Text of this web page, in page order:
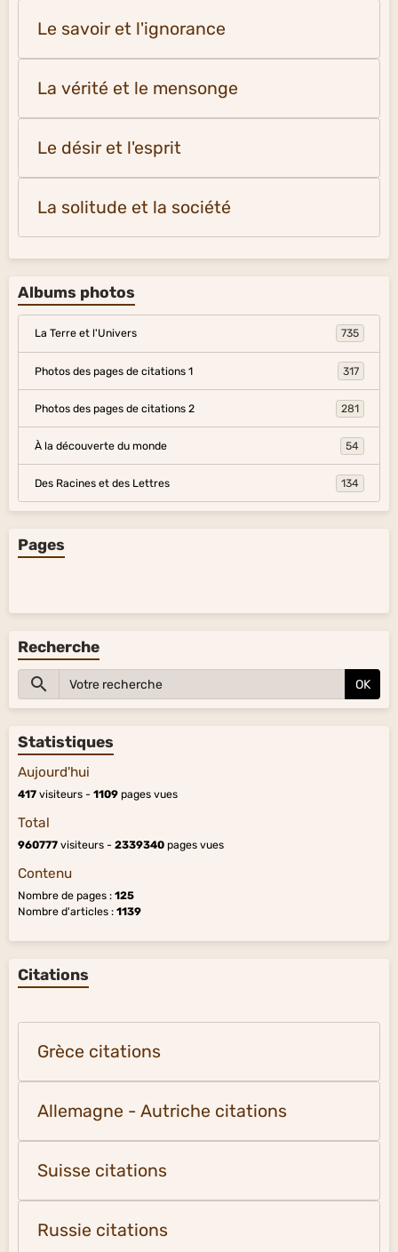
Le savoir et l'ignorance
La vérité et le mensonge
Le désir et l'esprit
La solitude et la société
Albums photos
La Terre et l'Univers 735
Photos des pages de citations 1 317
Photos des pages de citations 2 281
À la découverte du monde 54
Des Racines et des Lettres 134
Pages
Recherche
OK
Statistiques
Aujourd'hui
417 visiteurs - 1109 pages vues
Total
960777 visiteurs - 2339340 pages vues
Contenu
Nombre de pages : 125
Nombre d'articles : 1139
Citations
Grèce citations
Allemagne - Autriche citations
Suisse citations
Russie citations